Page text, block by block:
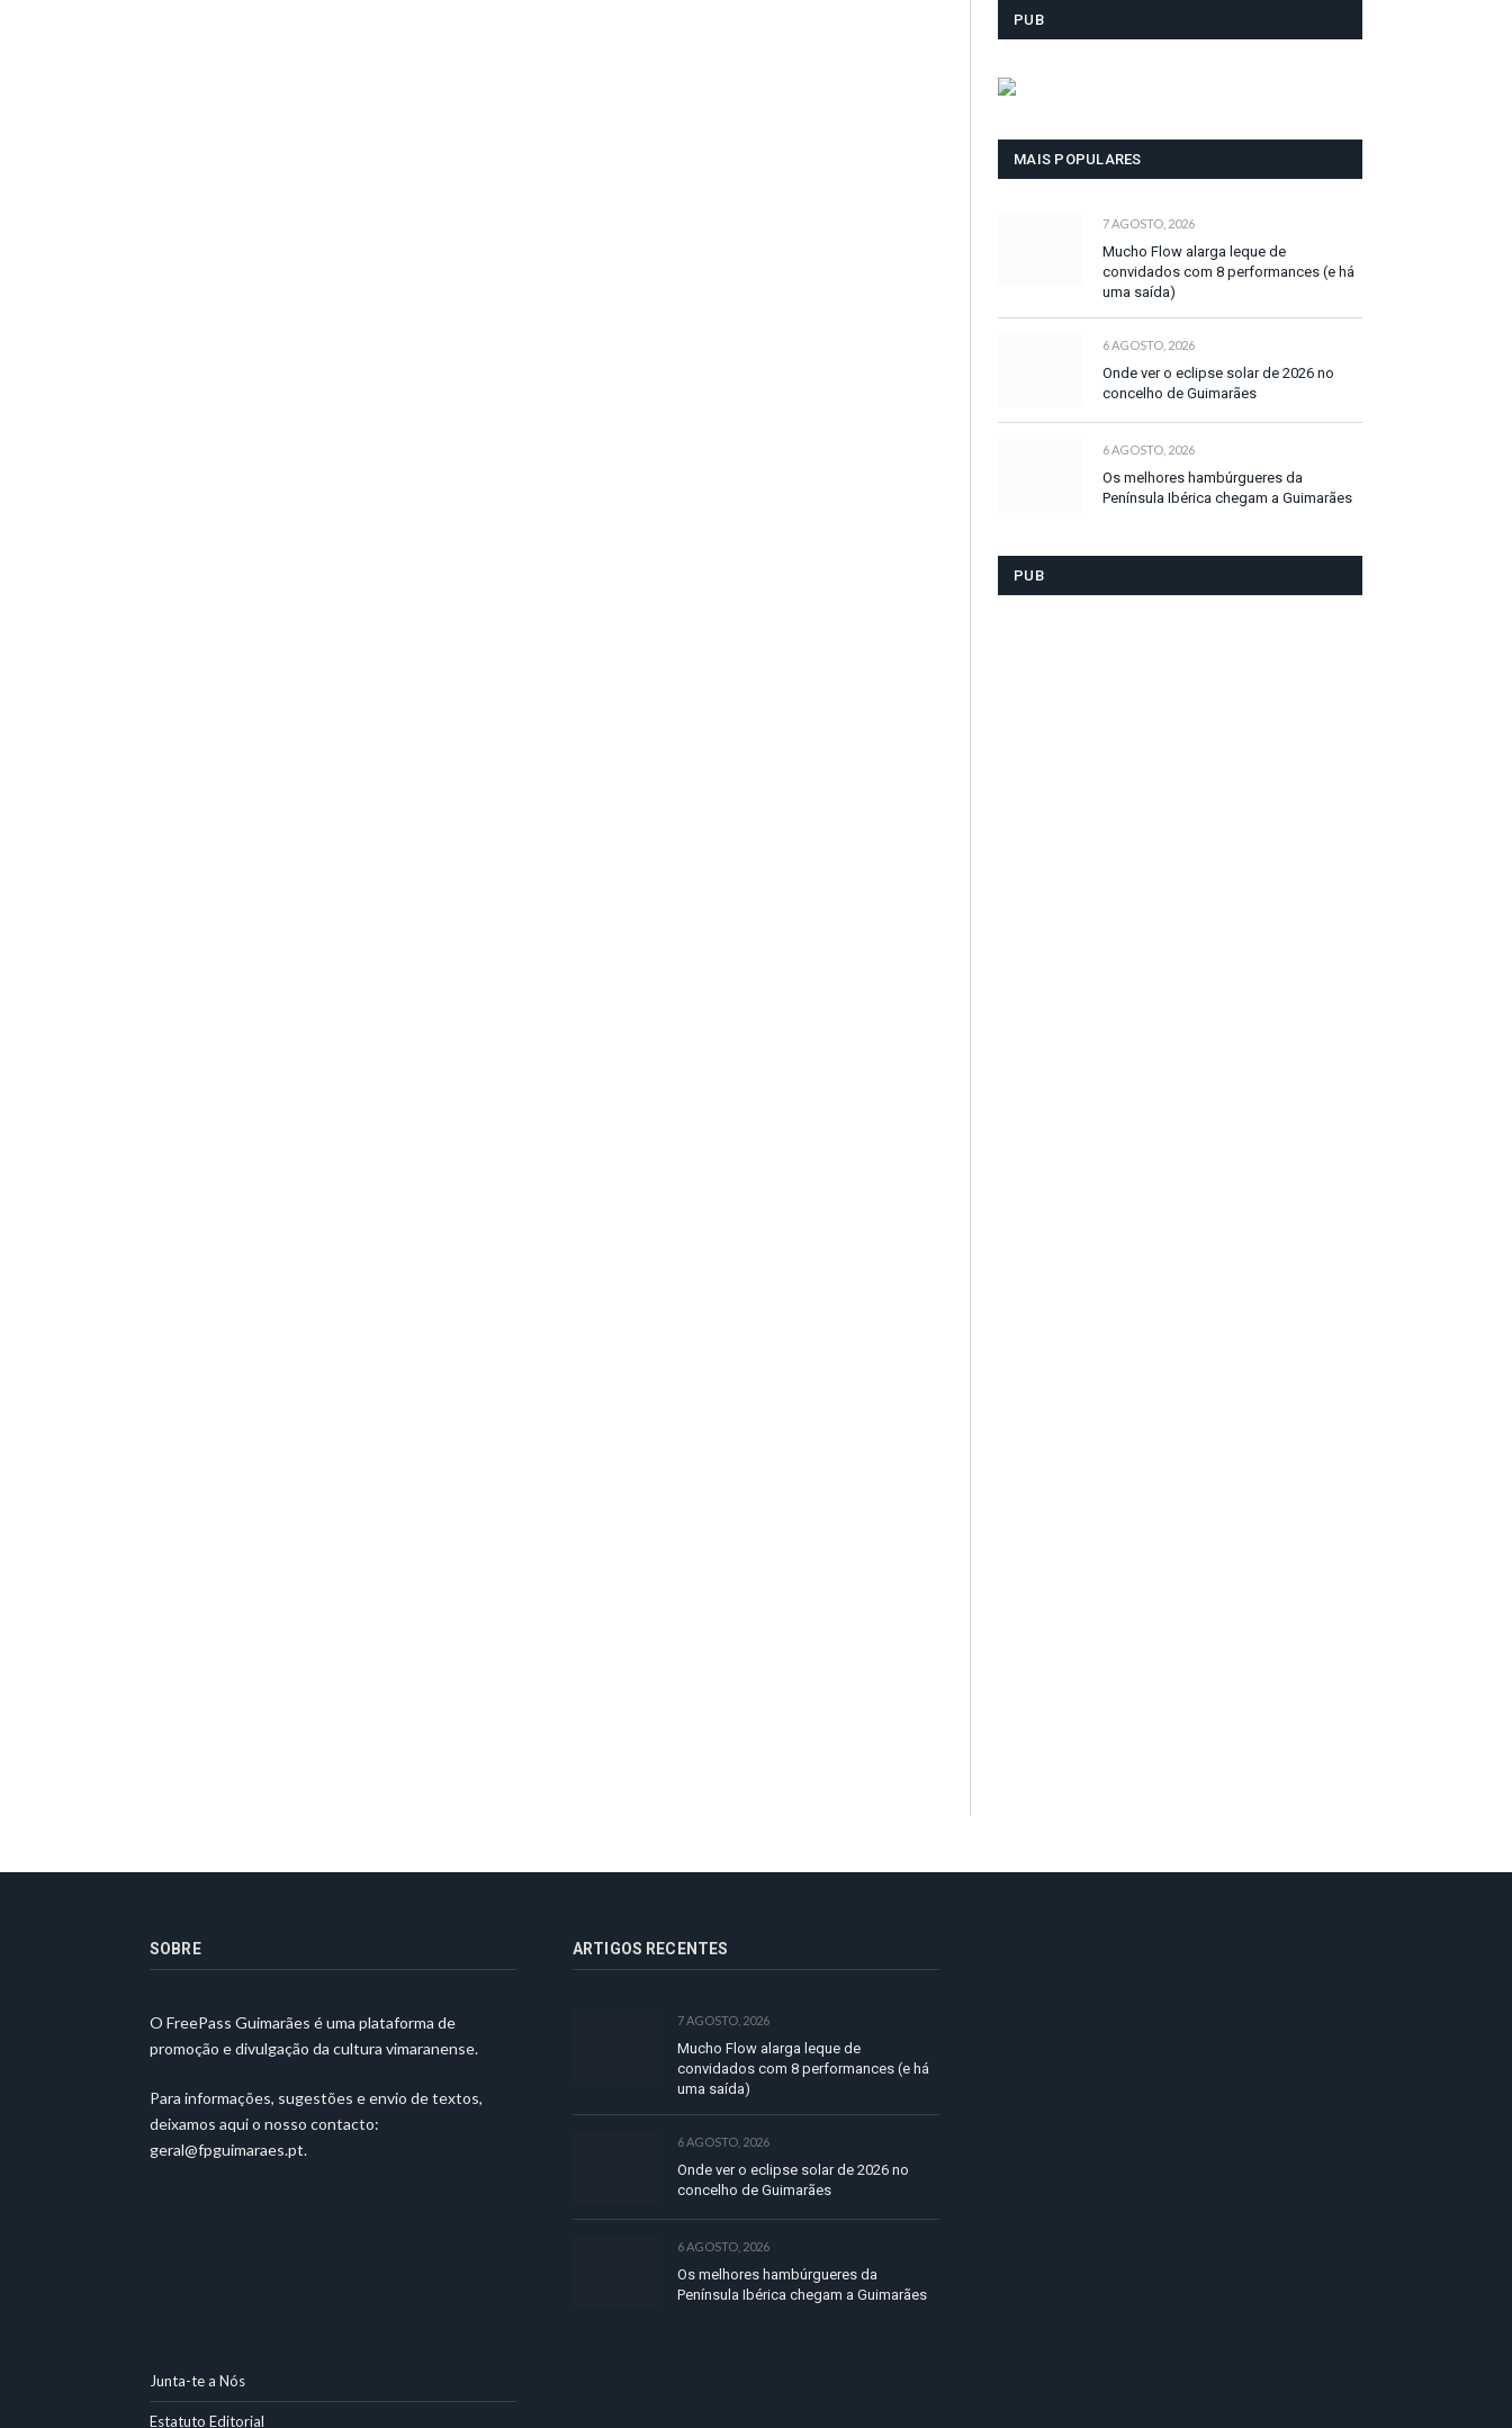
PUB
MAIS POPULARES
7 AGOSTO, 2026
Mucho Flow alarga leque de
convidados com 8 performances (e há
uma saída)
6 AGOSTO, 2026
Onde ver o eclipse solar de 2026 no
concelho de Guimarães
6 AGOSTO, 2026
Os melhores hambúrgueres da
Península Ibérica chegam a Guimarães
PUB
SOBRE
O FreePass Guimarães é uma plataforma de
promoção e divulgação da cultura vimaranense.
Para informações, sugestões e envio de textos,
deixamos aqui o nosso contacto:
geral@fpguimaraes.pt.
ARTIGOS RECENTES
7 AGOSTO, 2026
Mucho Flow alarga leque de
convidados com 8 performances (e há
uma saída)
6 AGOSTO, 2026
Onde ver o eclipse solar de 2026 no
concelho de Guimarães
6 AGOSTO, 2026
Os melhores hambúrgueres da
Península Ibérica chegam a Guimarães
Junta-te a Nós
Estatuto Editorial